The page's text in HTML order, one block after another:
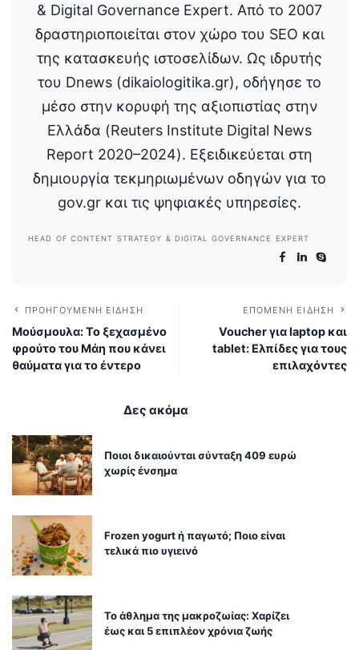
& Digital Governance Expert. Από το 2007
δραστηριοποιείται στον χώρο του SEO και
της κατασκευής ιστοσελίδων. Ως ιδρυτής
του Dnews (dikaiologitika.gr), οδήγησε το
μέσο στην κορυφή της αξιοπιστίας στην
Ελλάδα (Reuters Institute Digital News
Report 2020–2024). Εξειδικεύεται στη
δημιουργία τεκμηριωμένων οδηγών για το
gov.gr και τις ψηφιακές υπηρεσίες.
HEAD OF CONTENT STRATEGY & DIGITAL GOVERNANCE EXPERT
ΠΡΟΗΓΟΎΜΕΝΗ ΕΊΔΗΣΗ
Μούσμουλα: Το ξεχασμένο
φρούτο του Μάη που κάνει
θαύματα για το έντερο
ΕΠΌΜΕΝΗ ΕΊΔΗΣΗ
Voucher για laptop και
tablet: Ελπίδες για τους
επιλαχόντες
Δες ακόμα
Ποιοι δικαιούνται σύνταξη 409 ευρώ
χωρίς ένσημα
Frozen yogurt ή παγωτό; Ποιο είναι
τελικά πιο υγιεινό
Το άθλημα της μακροζωίας: Χαρίζει
έως και 5 επιπλέον χρόνια ζωής